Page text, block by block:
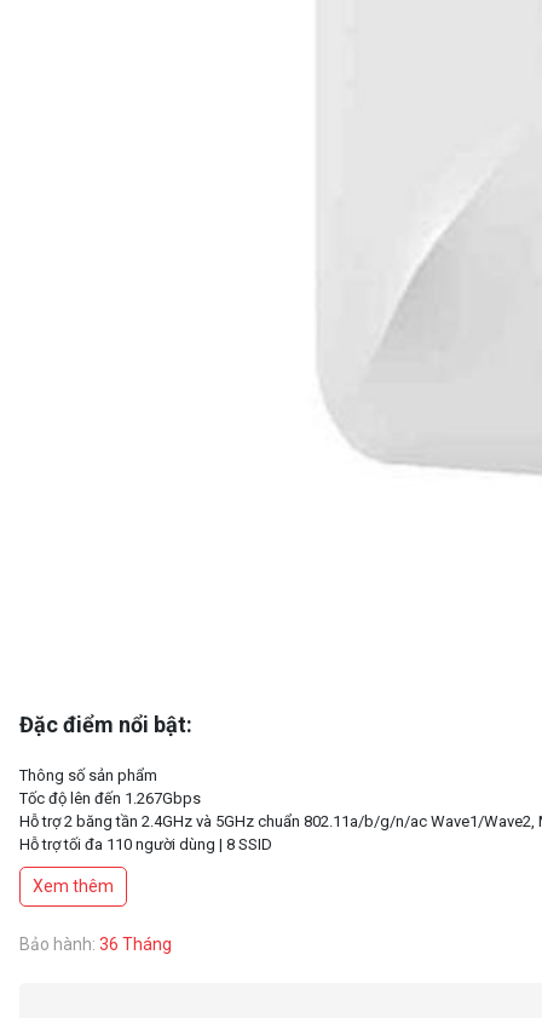
Đặc điểm nổi bật:
Thông số sản phẩm
Tốc độ lên đến 1.267Gbps
Hỗ trợ 2 băng tần 2.4GHz và 5GHz chuẩn 802.11a/b/g/n/ac Wave1/Wave2,
Hỗ trợ tối đa 110 người dùng | 8 SSID
Nguồn POE: Không đi kèm
Xem thêm
Bảo hành: 36 Tháng